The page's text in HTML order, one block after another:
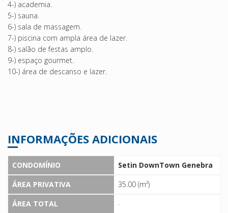
4-) academia.
5-) sauna.
6-) sala de massagem.
7-) piscina com ampla área de lazer.
8-) salão de festas amplo.
9-) espaço gourmet.
10-) área de descanso e lazer.
INFORMAÇÕES ADICIONAIS
CONDOMÍNIO
Setin DownTown Genebra
ÁREA PRIVATIVA
35.00 (m²)
ÁREA TOTAL
-